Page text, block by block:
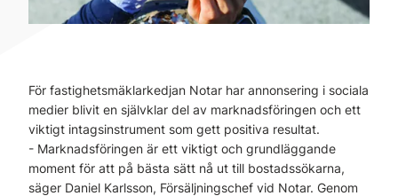
För fastighetsmäklarkedjan Notar har annonsering i sociala
medier blivit en självklar del av marknadsföringen och ett
viktigt intagsinstrument som gett positiva resultat.
- Marknadsföringen är ett viktigt och grundläggande
moment för att på bästa sätt nå ut till bostadssökarna,
säger Daniel Karlsson, Försäljningschef vid Notar. Genom